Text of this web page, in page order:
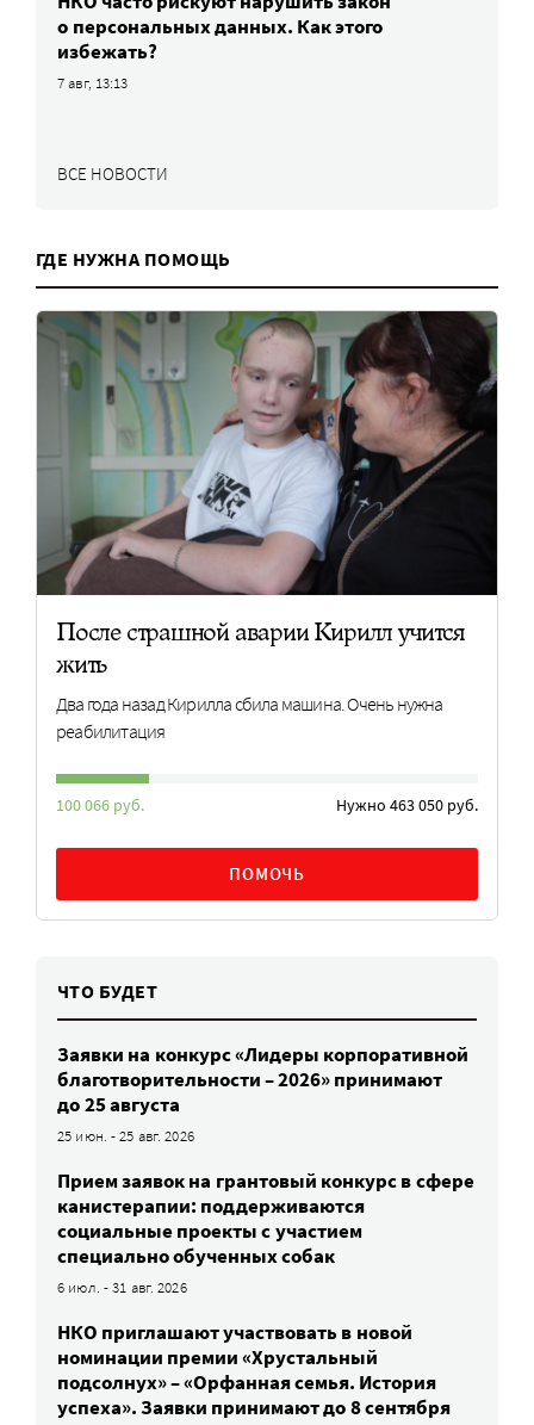
о персональных данных. Как этого
избежать?
7 авг, 13:13
ВСЕ НОВОСТИ
ГДЕ НУЖНА ПОМОЩЬ
После страшной аварии Кирилл учится
жить
Два года назад Кирилла сбила машина. Очень нужна
реабилитация
100 066 руб. Нужно 463 050 руб.
ПОМОЧЬ
ЧТО БУДЕТ
Заявки на конкурс «Лидеры корпоративной
благотворительности – 2026» принимают
до 25 августа
25 июн. - 25 авг. 2026
Прием заявок на грантовый конкурс в сфере
канистерапии: поддерживаются
социальные проекты с участием
специально обученных собак
6 июл. - 31 авг. 2026
НКО приглашают участвовать в новой
номинации премии «Хрустальный
подсолнух» – «Орфанная семья. История
успеха». Заявки принимают до 8 сентября